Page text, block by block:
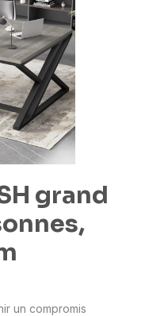
grand
un compromis